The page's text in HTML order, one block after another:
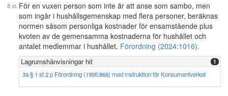
För en vuxen person som inte är att anse som sambo, men
som ingår i hushållsgemenskap med flera personer, beräknas
normen såsom personliga kostnader för ensamstående plus
kvoten av de gemensamma kostnaderna för hushållet och
antalet medlemmar i hushållet. Förordning (2024:1016).
Lagrumshänvisningar hit 1
3a § 1 st 2 p Förordning (1995:868) med instruktion för Konsumentverket